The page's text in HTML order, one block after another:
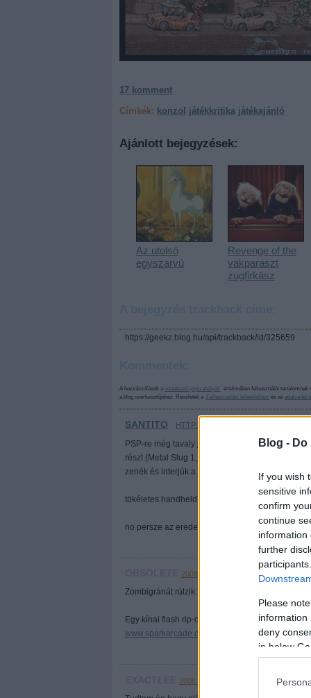
Blog -
If you wish
sensitive
confirm
continue
information
further
Please
information
deny
in below
17 komment
Címkék: konzol játékkritika játékajánló
Ajánlott bejegyzések:
Az utolsó
egyszarvú
Revenge of the
vakparaszt
zugfirkász
https://geekz.blog.hu/api/trackback/id/325659
A hozzászólások avonatkozó jogszabályok értelmében felhasználói tartalomnak
a blog szerkesztőjéhez. Részletek a
Felhasználási feltételekben és az
SANTITO HTTP://GEEKZ.BLOG.HU
PSP-re még tavaly jelent meg a Metal Slug
részt (Metal Slug 1, 2, 3, X,4, 5, 6), meg tele van
zenék és interjúk a készítőkkel...
tökéletes handheld játék, egyszerű, de
no persze az eredeti játéktermi gépen a
2008.02.05. 12:18:40
Zombigránát rúlzik.
Egy kínai flash rip-off is készült egyébként, elég
www.sparkarcade.com/swf/ca34fe7e.swf
2008.02.05. 17:20:19